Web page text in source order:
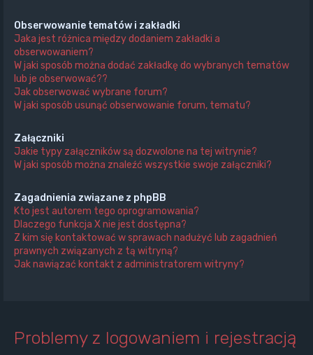
Obserwowanie tematów i zakładki
Jaka jest różnica między dodaniem zakładki a
obserwowaniem?
W jaki sposób można dodać zakładkę do wybranych tematów
lub je obserwować??
Jak obserwować wybrane forum?
W jaki sposób usunąć obserwowanie forum, tematu?
Załączniki
Jakie typy załączników są dozwolone na tej witrynie?
W jaki sposób można znaleźć wszystkie swoje załączniki?
Zagadnienia związane z phpBB
Kto jest autorem tego oprogramowania?
Dlaczego funkcja X nie jest dostępna?
Z kim się kontaktować w sprawach nadużyć lub zagadnień
prawnych związanych z tą witryną?
Jak nawiązać kontakt z administratorem witryny?
Problemy z logowaniem i rejestracją